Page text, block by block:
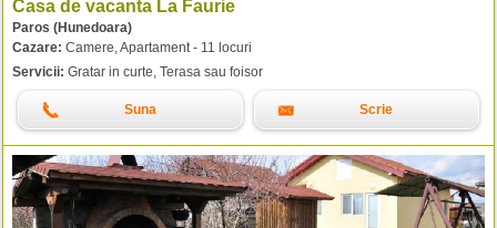
Casa de vacanta La Faurie
Paros (Hunedoara)
Cazare: Camere, Apartament - 11 locuri
Servicii: Gratar in curte, Terasa sau foisor
Suna Scrie